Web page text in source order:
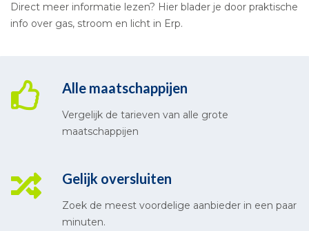
Direct meer informatie lezen? Hier blader je door praktische
info over gas, stroom en licht in Erp.
Alle maatschappijen
Vergelijk de tarieven van alle grote
maatschappijen
Gelijk oversluiten
Zoek de meest voordelige aanbieder in een paar
minuten.